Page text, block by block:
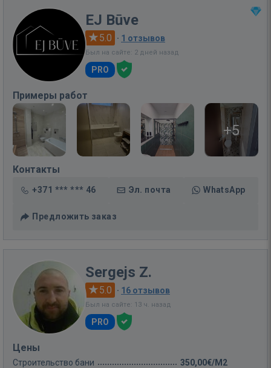
EJ Būve
5.0 · 1 отзывов
Был на сайте: 2 дней назад
PRO
Примеры работ
+5
Контакты
+371 *** *** 46 Эл. почта WhatsApp
Предложить заказ
Sergejs Z.
5.0 · 16 отзывов
Был на сайте: 13 ч. назад
PRO
Цены
Строительство бани 350,00€/M2